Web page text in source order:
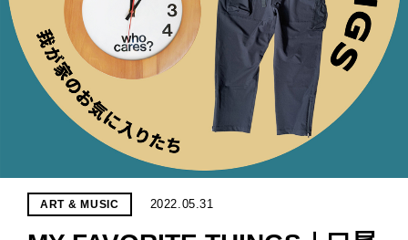
HOUSE
LINE-
UP
PROJECT
WHAT’S
LABEL
ART & MUSIC 2022.05.31